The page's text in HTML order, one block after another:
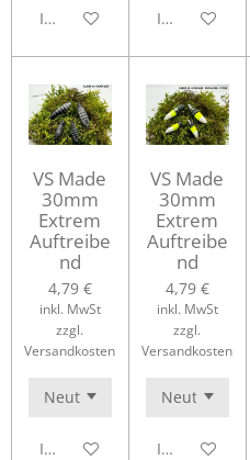
In den WarenkorbIn den
VS Made
30mm
Extrem
Auftreibe
nd
4,79 €
inkl. MwSt
zzgl.
Versandkosten
In den Warenkorb
VS Made
30mm
Extrem
Auftreibe
nd
4,79 €
inkl. MwSt
zzgl.
Versandkosten
In den